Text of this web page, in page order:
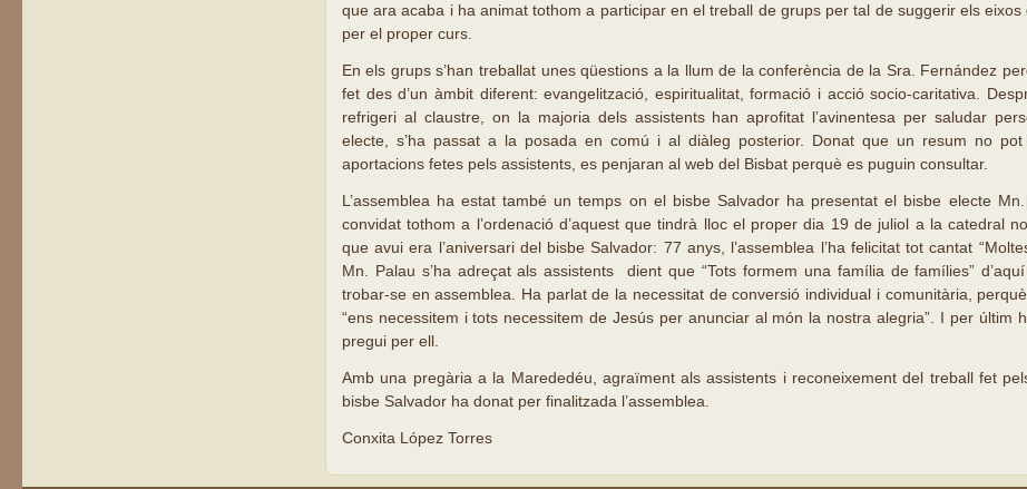
que ara acaba i ha animat tothom a participar en el treball de grups per tal de suggerir els
per el proper curs.
En els grups s’han treballat unes qüestions a la llum de la conferència de la Sra. Fernández
fet des d’un àmbit diferent: evangelització, espiritualitat, formació i acció socio-caritativa.
refrigeri al claustre, on la majoria dels assistents han aprofitat l’avinentesa per saludar
electe, s’ha passat a la posada en comú i al diàleg posterior. Donat que un resum no
aportacions fetes pels assistents, es penjaran al web del Bisbat perquè es puguin consultar.
L’assemblea ha estat també un temps on el bisbe Salvador ha presentat el bisbe electe
convidat tothom a l’ordenació d’aquest que tindrà lloc el proper dia 19 de juliol a la catedral
que avui era l’aniversari del bisbe Salvador: 77 anys, l’assemblea l’ha felicitat tot cantat
Mn. Palau s’ha adreçat als assistents dient que “Tots formem una família de famílies”
trobar-se en assemblea. Ha parlat de la necessitat de conversió individual i comunitària,
“ens necessitem i tots necessitem de Jesús per anunciar al món la nostra alegria”. I per últim
pregui per ell.
Amb una pregària a la Marededéu, agraïment als assistents i reconeixement del treball fet
bisbe Salvador ha donat per finalitzada l’assemblea.
Conxita López Torres